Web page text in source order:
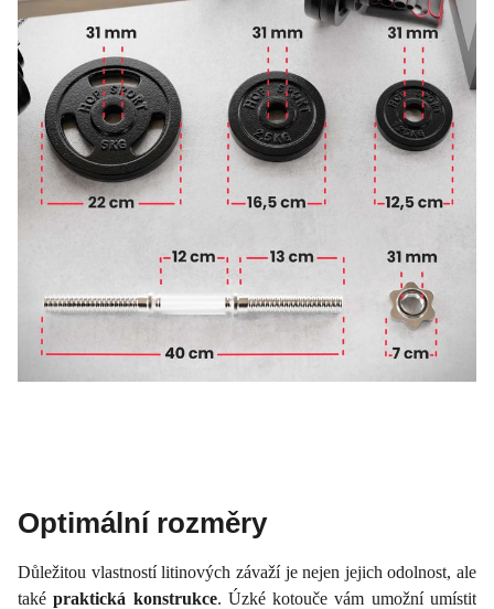
Optimální rozměry
Důležitou vlastností litinových závaží je nejen jejich odolnost, ale
taképraktická konstrukce. Úzké kotouče vám umožní umístit